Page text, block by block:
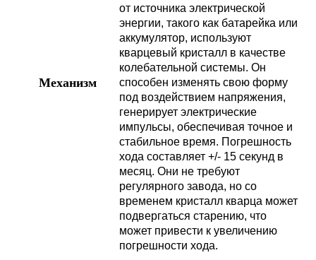
Механизм
от источника электрической
энергии, такого как батарейка или
аккумулятор, используют
кварцевый кристалл в качестве
колебательной системы. Он
способен изменять свою форму
под воздействием напряжения,
генерирует электрические
импульсы, обеспечивая точное и
стабильное время. Погрешность
хода составляет +/- 15 секунд в
месяц. Они не требуют
регулярного завода, но со
временем кристалл кварца может
подвергаться старению, что
может привести к увеличению
погрешности хода.